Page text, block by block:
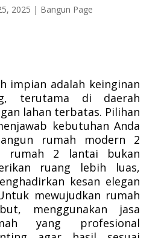
2025 | Bangun Page
impian adalah keinginan
terutama di daerah
lahan terbatas. Pilihan
kebutuhan Anda
rumah modern 2
rumah 2 lantai bukan
ruang lebih luas,
kesan elegan
mewujudkan rumah
menggunakan jasa
yang profesional